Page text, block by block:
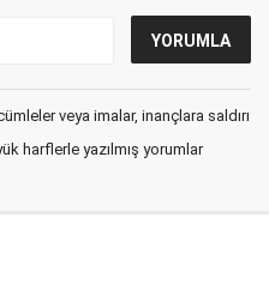
veya imalar, inançlara saldırı
harflerle yazılmış yorumlar